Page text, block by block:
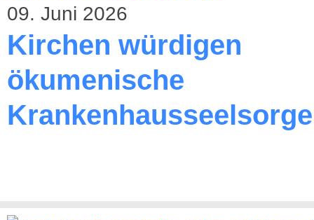
09. Juni 2026
Kirchen würdigen
ökumenische
Krankenhausseelsorge